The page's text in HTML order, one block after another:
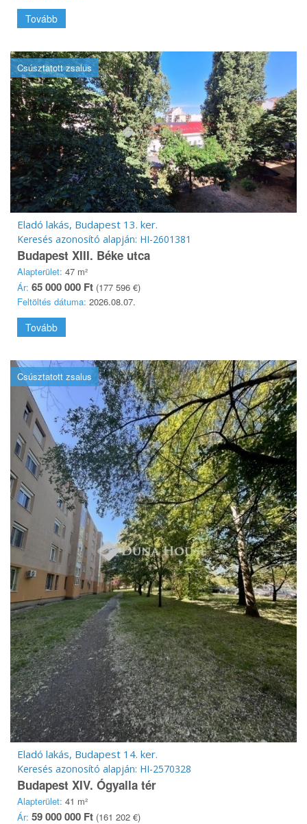
Tovább
Csúsztatott zsalus
Eladó lakás, Budapest 13. ker.
Keresés azonosító alapján: HI-2601381
Budapest XIII. Béke utca
Alapterület: 47 m²
Ár: 65 000 000 Ft (177 596 €)
Feltöltés dátuma: 2026.08.07.
Tovább
Csúsztatott zsalus
Eladó lakás, Budapest 14. ker.
Keresés azonosító alapján: HI-2570328
Budapest XIV. Ógyalla tér
Alapterület: 41 m²
Ár: 59 000 000 Ft (161 202 €)